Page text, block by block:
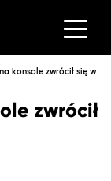
konsole zwrócił się w
zwrócił